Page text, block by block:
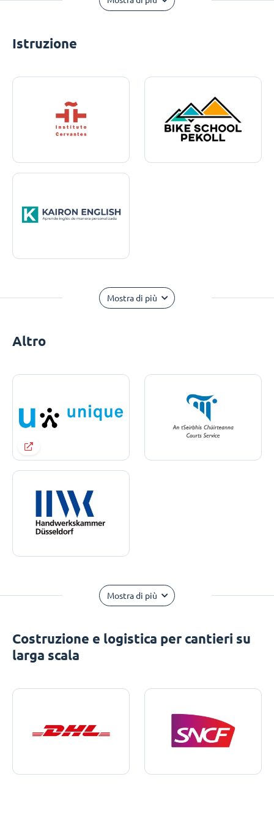
Istruzione
Mostra di più
Altro
Mostra di più
Costruzione e logistica per cantieri su
larga scala